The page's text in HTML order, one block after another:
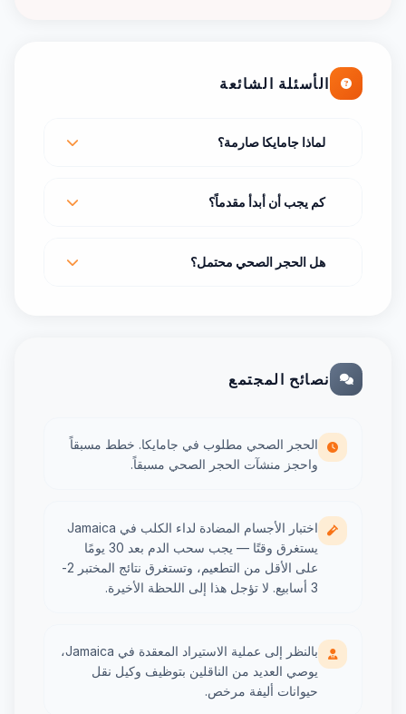
الأسئلة الشائعة
لماذا جامايكا صارمة؟
كم يجب أن أبدأ مقدماً؟
هل الحجر الصحي محتمل؟
نصائح المجتمع
الحجر الصحي مطلوب في جامايكا. خطط مسبقاً
واحجز منشآت الحجر الصحي مسبقاً.
اختبار الأجسام المضادة لداء الكلب في Jamaica
يستغرق وقتًا — يجب سحب الدم بعد 30 يومًا
على الأقل من التطعيم، وتستغرق نتائج المختبر 2-
3 أسابيع. لا تؤجل هذا إلى اللحظة الأخيرة.
بالنظر إلى عملية الاستيراد المعقدة في Jamaica،
يوصي العديد من الناقلين بتوظيف وكيل نقل
حيوانات أليفة مرخص.